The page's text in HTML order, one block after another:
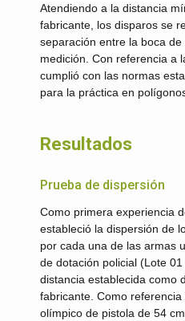
Atendiendo a la distancia
fabricante, los disparos se
separación entre la boca
medición. Con referencia a
cumplió con las normas
para la práctica en
Resultados
Prueba de dispersión
Como primera experiencia
estableció la dispersión de
por cada una de las armas
de dotación policial (Lote
distancia establecida como
fabricante. Como
olímpico de pistola de 54